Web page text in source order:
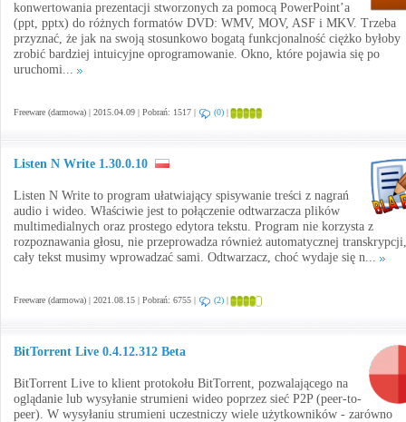
konwertowania prezentacji stworzonych za pomocą PowerPoint’a
(ppt, pptx) do różnych formatów DVD: WMV, MOV, ASF i MKV. Trzeba
przyznać, że jak na swoją stosunkowo bogatą funkcjonalność ciężko byłoby
zrobić bardziej intuicyjne oprogramowanie. Okno, które pojawia się po
uruchomi...
Freeware (darmowa) | 2015.04.09 | Pobrań: 1517 | (0) |
Listen N Write 1.30.0.10
Listen N Write to program ułatwiający spisywanie treści z nagrań
audio i wideo. Właściwie jest to połączenie odtwarzacza plików
multimedialnych oraz prostego edytora tekstu. Program nie korzysta z
rozpoznawania głosu, nie przeprowadza również automatycznej transkrypcji,
cały tekst musimy wprowadzać sami. Odtwarzacz, choć wydaje się n...
Freeware (darmowa) | 2021.08.15 | Pobrań: 6755 | (2) |
BitTorrent Live 0.4.12.312 Beta
BitTorrent Live to klient protokołu BitTorrent, pozwalającego na
oglądanie lub wysyłanie strumieni wideo poprzez sieć P2P (peer-to-
peer). W wysyłaniu strumieni uczestniczy wiele użytkowników - zarówno